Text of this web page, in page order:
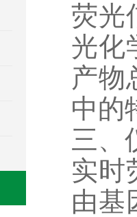
荧光
光化
产物
中的
三、
实时
由基